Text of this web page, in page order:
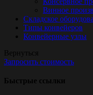
Винное
Складское
Типы конвейеров
Конвейерные узлы
Вернуться
Запросить стоимость
Быстрые ссылки